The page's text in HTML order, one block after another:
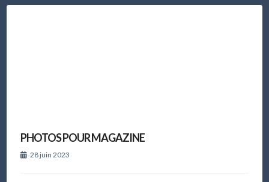
PHOTOS POUR MAGAZINE
28 juin 2023